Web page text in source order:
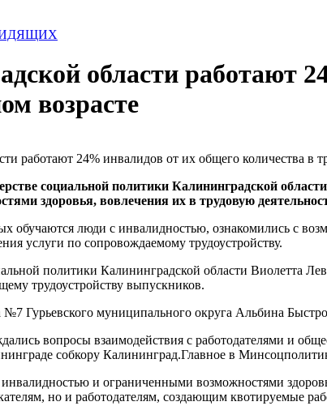
области работают
возрасте
социальной политики Калининградской
здоровья, вовлечения их в трудовую
обучаются люди с инвалидностью, ознакомились с
услуги по сопровождаемому трудоустройству.
политики Калининградской области Виолетта
трудоустройству выпускников.
Гурьевского муниципального округа Альбина
вопросы взаимодействия с работодателями и
собкору Калининград.Главное в
инвалидностью и ограниченными возможностями
но и работодателям, создающим квотируемые